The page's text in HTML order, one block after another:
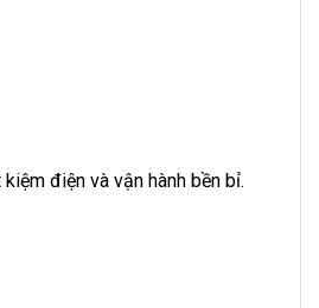
điện và vận hành bền bỉ.